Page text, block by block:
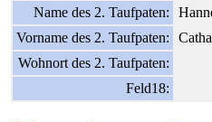
Name des 2. Taufpaten:
Vorname des 2. Taufpaten:
Wohnort des 2. Taufpaten:
Feld18: